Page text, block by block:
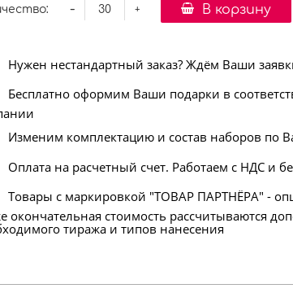
+
- В корзину
нестандартный заказ? Ждём Ваши
оформим Ваши подарки в
комплектацию и состав наборов по
на расчетный счет. Работаем с НДС и
овары с маркировкой "ТОВАР ПАРТНЁРА" -
окончательная стоимость рассчитываются
тиража и типов нанесения